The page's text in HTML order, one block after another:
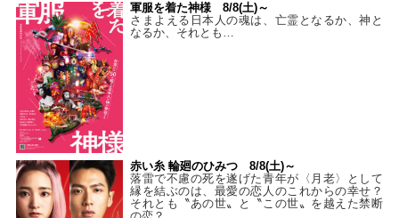
軍服を着た神様 8/8(土)～
さまよえる日本人の魂は、亡霊となるか、神と
なるか、それとも…
赤い糸 輪廻のひみつ 8/8(土)～
落雷で不慮の死を遂げた青年が〈月老〉として
縁を結ぶのは、最愛の恋人のこれからの幸せ？
それとも〝あの世〟と〝この世〟を越えた禁断